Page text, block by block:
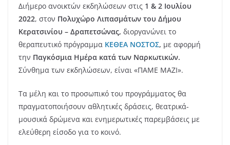
Διήμερο ανοικτών εκδηλώσεων στις 1 & 2 Ιουλίου
2022, στον Πολυχώρο Λιπασμάτων του Δήμου
Κερατσινίου – Δραπετσώνας, διοργανώνει το
θεραπευτικό πρόγραμμα ΚΕΘΕΑ ΝΟΣΤΟΣ, με αφορμή
την Παγκόσμια Ημέρα κατά των Ναρκωτικών.
Σύνθημα των εκδηλώσεων, είναι «ΠΑΜΕ ΜΑΖΙ».
Τα μέλη και το προσωπικό του προγράμματος θα
πραγματοποιήσουν αθλητικές δράσεις, θεατρικά-
μουσικά δρώμενα και ενημερωτικές παρεμβάσεις με
ελεύθερη είσοδο για το κοινό.